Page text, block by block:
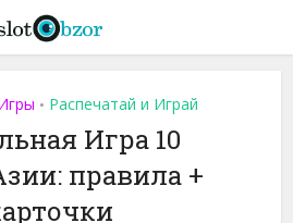
• Распечатай и Играй
Игра 10
правила +